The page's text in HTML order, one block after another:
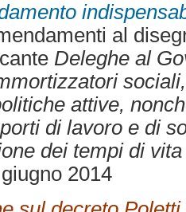
al
Deleghe al
attive,
di lavoro e di
dei tempi di
2014